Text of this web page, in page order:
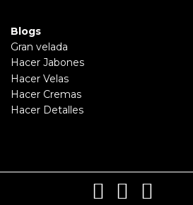
Blogs
Gran velada
Hacer Jabones
Hacer Velas
Hacer Cremas
Hacer Detalles